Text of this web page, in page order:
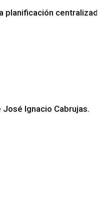
planificación centralizada
Ignacio Cabrujas.